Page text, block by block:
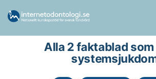
Alla 2 faktablad